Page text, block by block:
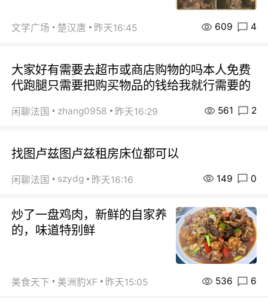
文学广场 楚汉唐 昨天16:45 609 4
大家好有需要去超市或商店购物的吗本人免费
代跑腿只需要把购买物品的钱给我就行需要的
闲聊法国 zhang0958 昨天16:29 561 2
找图卢兹图卢兹租房床位都可以
闲聊法国 szydg 昨天16:16 149 0
炒了一盘鸡肉，新鲜的自家养
的，味道特别鲜
美食天下 美洲豹XF 昨天15:05 536 6